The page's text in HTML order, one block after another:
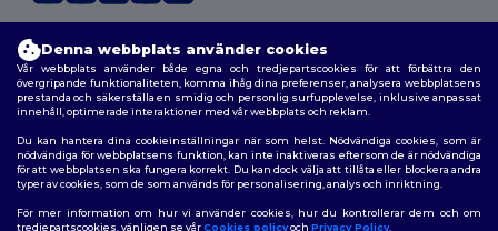
Allmänna Villkor|Anpassad policy|Integritetspolicy
|Karta över webbplatsen
Denna webbplats använder cookies
Vår webbplats använder både egna och tredjepartscookies för att förbättra den
övergripande funktionaliteten, komma ihåg dina preferenser, analysera webbplatsens
prestanda och säkerställa en smidig och personlig surfupplevelse, inklusive anpassat
innehåll, optimerade interaktioner med vår webbplats och reklam.
Du kan hantera dina cookieinställningar när som helst. Nödvändiga cookies, som är
nödvändiga för webbplatsens funktion, kan inte inaktiveras eftersom de är nödvändiga
för att webbplatsen ska fungera korrekt. Du kan dock välja att tillåta eller blockera andra
typer av cookies, som de som används för personalisering, analys och inriktning.
För mer information om hur vi använder cookies, hur du kontrollerar dem och om
tredjepartscookies, vänligen se vårCookies policyoch Privacy Policy.